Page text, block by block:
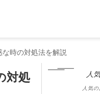
時の対処法を解説
対処
人
人気